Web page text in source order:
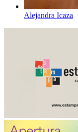
Alejandra Icaza